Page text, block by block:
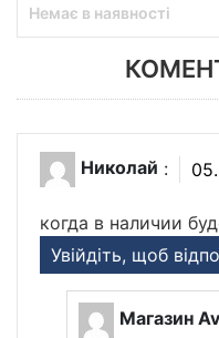
Немає в наявності
Николай :
когда в наличии
Увійдіть, щоб
Магазин